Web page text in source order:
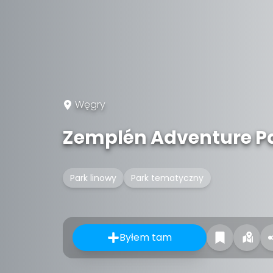
Węgry
Zemplén Adventure
Park linowy Park tematyczny
Byłem tam